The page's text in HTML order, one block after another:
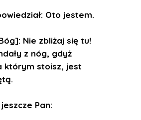
Oto jestem.
Nie zbliżaj się tu!
z nóg, gdyż
którym stoisz, jest
Pan: